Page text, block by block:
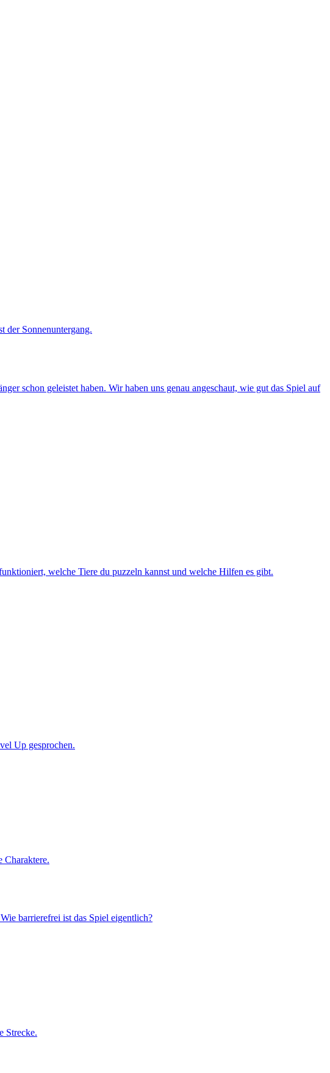
schon geleistet haben. Wir haben uns genau angeschaut, wie gut das Spiel auf
welche Tiere du puzzeln kannst und welche Hilfen es gibt.
Up gesprochen.
barrierefrei ist das Spiel eigentlich?